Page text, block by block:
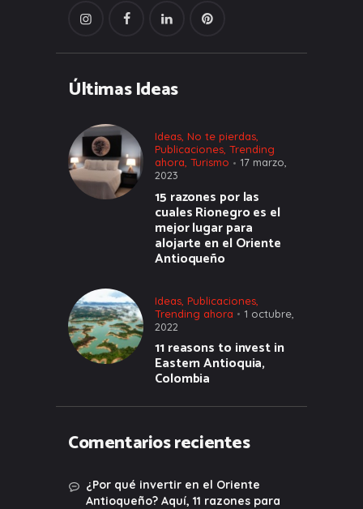
Últimas Ideas
Ideas, No te pierdas,
Publicaciones, Trending
ahora, Turismo
17 marzo,
2023
15 razones por las
cuales Rionegro es el
mejor lugar para
alojarte en el Oriente
Antioqueño
Ideas Publicaciones
Trending ahora
1 octubre,
2022
11 reasons to invest in
Eastern Antioquia,
Colombia
Comentarios recientes
¿Por qué invertir en el Oriente
Antioqueño? Aquí, 11 razones para